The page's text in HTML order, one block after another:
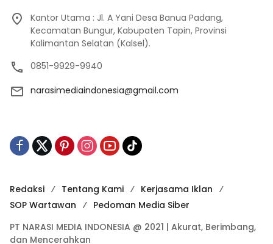
Kantor Utama : Jl. A Yani Desa Banua Padang,
Kecamatan Bungur, Kabupaten Tapin, Provinsi
Kalimantan Selatan (Kalsel).
0851-9929-9940
narasimediaindonesia@gmail.com
Redaksi Tentang Kami
Kerjasama Iklan
SOP Wartawan
Pedoman Media Siber
PT NARASI MEDIA INDONESIA @ 2021 | Akurat, Berimbang,
dan Mencerahkan